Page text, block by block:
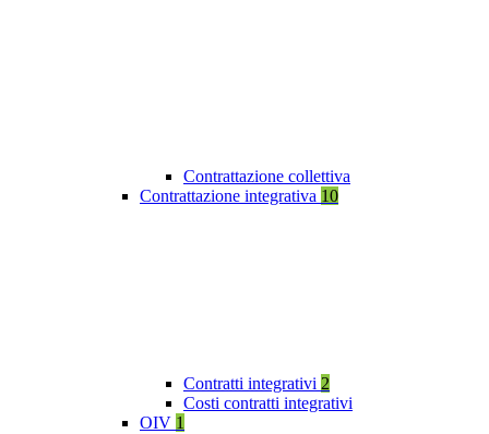
Contrattazione collettiva
Contrattazione integrativa 10
Contratti integrativi 2
Costi contratti integrativi
OIV 1